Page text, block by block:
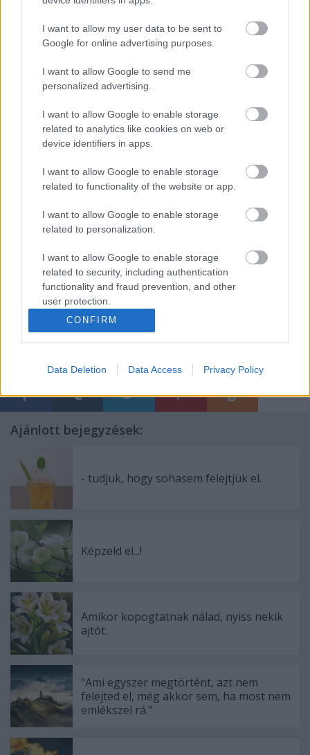
I want to allow my user data to be sent to
Google for online advertising purposes.
I want to allow Google to send me
personalized advertising.
I want to allow Google to enable storage
related to analytics like cookies on web or
device identifiers in apps.
I want to allow Google to enable storage
related to functionality of the website or app.
I want to allow Google to enable storage
related to personalization.
I want to allow Google to enable storage
related to security, including authentication
functionality and fraud prevention, and other
user protection.
CONFIRM
Data Deletion Data Access Privacy Policy
biztos, máshogy az is biztos, de az a szeretet lesz az
tuti, amit a szüleimtől kaptam, mert azt sosem
fogom elfeledni.
Ünnepelj te is mindennap, legyen virág azon az
asztalterítőn, és főzzél, süssél, legyetek együtt, és
akkor állj le, mondd azt, hogy: - Stop! Állj! Elég! - ettől
a naptól kezdve mindig kihasználom a
lehetőségeimet, és tartom magam az adott
készülődéssel, a társad, a gyerekek, mind
beszállnak, és igyekeznek, ahogy csak telik tőlük.
Porszívóznak, ablakot mosnak, csak együtt
lehessetek, és örülhessetek egymásnak.
Ha megtalálom, küldök egy vidám dalt neked! :)))
Címkék:család ünnepek divat öröm hangulat napló virág
Ajánlott bejegyzések:
- tudjuk, hogy sohasem felejtjük el.
Képzeld el...!
Amikor kopogtatnak nálad, nyiss nekik
ajtót.
"Ami egyszer megtörtént, azt nem
felejted el, még akkor sem, ha most nem
emlékszel rá."